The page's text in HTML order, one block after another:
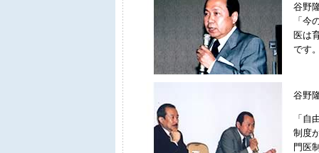
谷野
「今
医は
です
谷野
「自
制度
門医